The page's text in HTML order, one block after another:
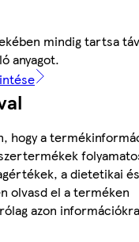
mindig tartsa
anyagot.
hogy a
a dietetikai és
olvasd el a terméken
azon